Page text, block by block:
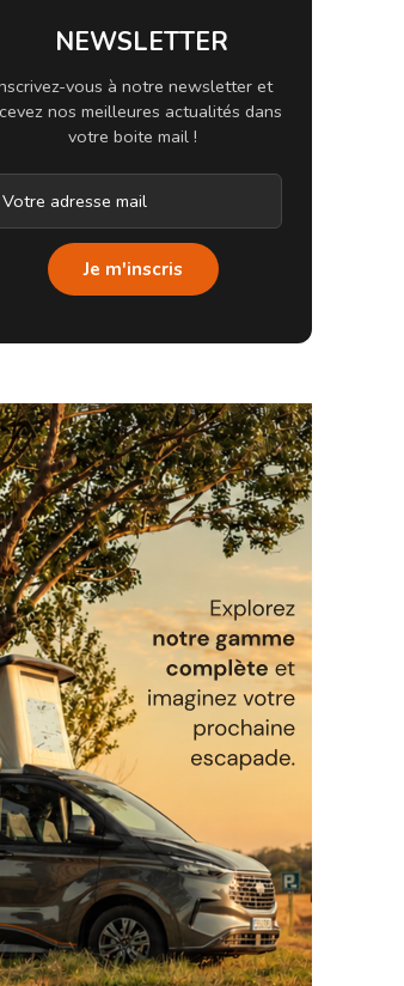
NEWSLETTER
vous à notre newsletter et
nos meilleures actualités dans
votre boite mail !
Je m'inscris